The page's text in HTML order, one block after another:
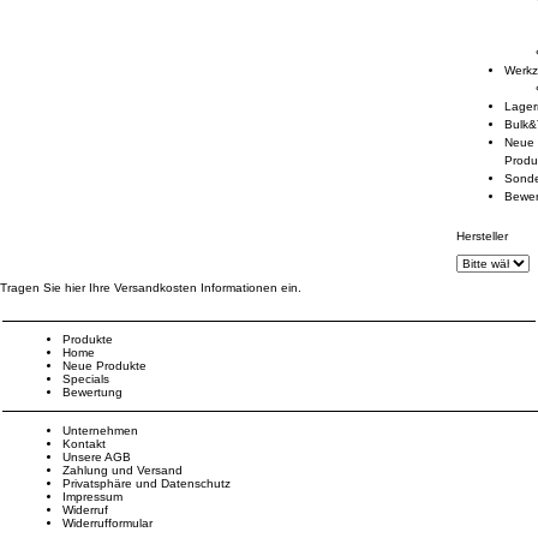
Neue
Hersteller
Tragen Sie hier Ihre Versandkosten Informationen ein.
Produkte
Home
Neue Produkte
Specials
Bewertung
Unternehmen
Kontakt
Unsere AGB
Zahlung und Versand
Privatsphäre und Datenschutz
Impressum
Widerruf
Widerrufformular